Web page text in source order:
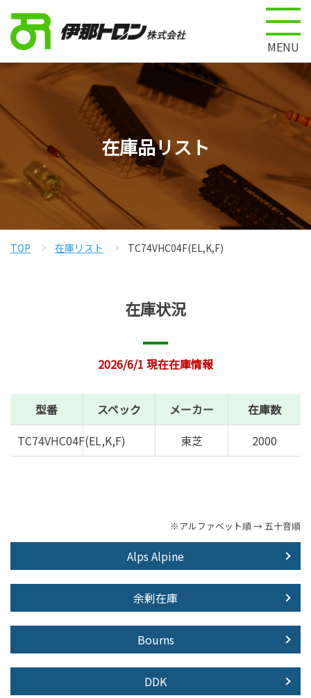
MENU
在庫品リスト
TOP 在庫リスト TC74VHC04F(EL,K,F)
在庫状況
2026/6/1 現在在庫情報
型番 スペック メーカー
在庫数
TC74VHC04F(EL,K,F)
東芝 2000
※アルファベット順 → 五十音順
Alps Alpine
余剰在庫
Bourns
DDK